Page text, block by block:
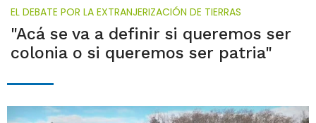
EL DEBATE POR LA EXTRANJERIZACIÓN DE TIERRAS
"Acá se va a definir si queremos ser
colonia o si queremos ser patria"